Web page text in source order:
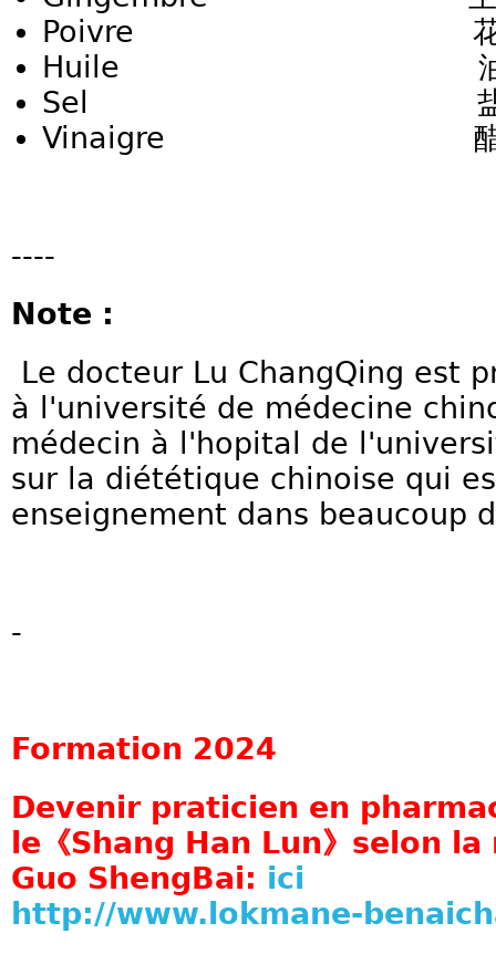
Poivre 花椒
Huile 油
Sel 盐
Vinaigre 醋
----
Note :
Le docteur Lu ChangQing est
à l'université de médecine
médecin à l'hopital de
sur la diététique chinoise qui
enseignement dans beaucoup
-
Formation 2024
Devenir praticien en
le《Shang Han Lun》selon
Guo ShengBai: ici
http://www.lokmane-